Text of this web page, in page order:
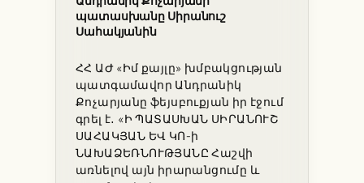
պատասխանը Սիրանուշ
Սահակյանին
ՀՀ ԱԺ «Իմ քայլը» խմբակցության
պատգամավոր Անդրանիկ
Քոչարյանը ֆեյսբուքյան իր էջում
գրել է․ «Ի ՊԱՏԱՍԽԱՆ ՍԻՐԱՆՈՒՇ
ՍԱՀԱԿՅԱՆ ԵՎ ԿՈ-ի
ՆԱԽԱՁԵՌՆՈՒԹՅԱՆԸ Հաշվի
առնելով այն իրարանցումը և